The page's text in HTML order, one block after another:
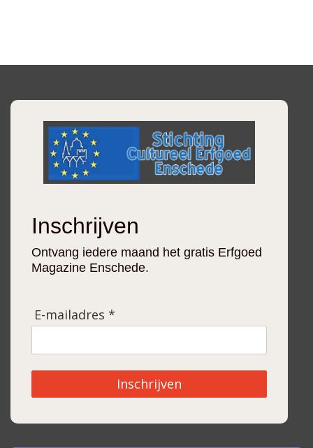
Inschrijven
Ontvang iedere maand het gratis Erfgoed
Magazine Enschede.
E-mailadres *
Inschrijven